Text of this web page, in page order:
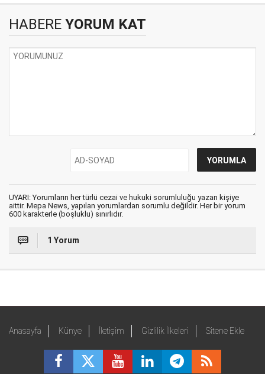
HABERE YORUM KAT
UYARI: Yorumların her türlü cezai ve hukuki sorumluluğu yazan kişiye
aittir. Mepa News, yapılan yorumlardan sorumlu değildir. Her bir yorum
600 karakterle (boşluklu) sınırlıdır.
1 Yorum
Anasayfa Künye İletişim Gizlilik İlkeleri Sitene Ekle